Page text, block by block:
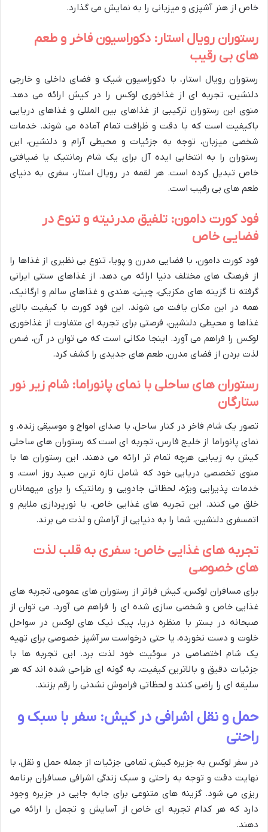
خاص از هنر آشپزی و میزبانی را به نمایش می گذارد.
رستوران رویال استار: دکوراسیون فاخر و طعم
های بی رقیب
رستوران رویال استار، با دکوراسیون شیک و فضای داخلی و خارجی
دلنشین، تجربه ای از غذاخوری لوکس را در کیش ارائه می دهد.
منوی این رستوران ترکیبی از غذاهای بین المللی و غذاهای دریایی
باکیفیت است که با دقت و ظرافت تمام آماده می شوند. خدمات
شخصی میزبان، توجه به جزئیات و محیطی آرام و دلنشین، این
رستوران را به انتخابی ایده آل برای یک شام رمانتیک یا ضیافتی
خاص تبدیل کرده است. هر لقمه در رویال استار، سفری به دنیای
طعم های بی رقیب است.
فود کورت دامون: تلفیق مدرنیته و تنوع در
فضایی خاص
فود کورت دامون، با فضایی مدرن و پویا، تنوع بی نظیری از غذاها را
از فرهنگ های مختلف دنیا ارائه می دهد. از غذاهای سنتی ایرانی
گرفته تا گزینه های مکزیکی، چینی، هندی و غذاهای سالم و ارگانیک،
همه در این مکان یافت می شوند. این فود کورت با کیفیت بالای
غذاها و محیطی دلنشین، فرصتی برای تجربه ای متفاوت از غذاخوری
لوکس را فراهم می آورد. اینجا مکانی است که می توان در آن، ضمن
لذت بردن از فضای مدرن، طعم های جدیدی را کشف کرد.
رستوران های ساحلی با نمای پانوراما: شام زیر نور
ستارگان
تصور یک شام فاخر در کنار ساحل، با صدای امواج و موسیقی زنده، و
نمای پانوراما از خلیج فارس، تجربه ای است که رستوران های ساحلی
کیش به زیبایی هرچه تمام تر ارائه می دهند. این رستوران ها با
منوی تخصصی دریایی خود که شامل تازه ترین صید روز است، و
خدمات پذیرایی ویژه، لحظاتی جادویی و رمانتیک را برای میهمانان
خلق می کنند. این تجربه های غذایی خاص، با نورپردازی ملایم و
اتمسفری دلنشین، شما را به دنیایی از آرامش و لذت می برند.
تجربه های غذایی خاص: سفری به قلب لذت
های خصوصی
برای مسافران لوکس، کیش فراتر از رستوران های عمومی، تجربه های
غذایی خاص و شخصی سازی شده ای را فراهم می آورد. می توان از
صبحانه در بستر با منظره دریا، پیک نیک های لوکس در سواحل
خلوت و دست نخورده، یا حتی درخواست سرآشپز خصوصی برای تهیه
یک شام اختصاصی در سوئیت خود لذت برد. این تجربه ها با
جزئیات دقیق و بالاترین کیفیت، به گونه ای طراحی شده اند که هر
سلیقه ای را راضی کنند و لحظاتی فراموش نشدنی را رقم بزنند.
حمل و نقل اشرافی در کیش: سفر با سبک و
راحتی
در سفر لوکس به جزیره کیش، تمامی جزئیات از جمله حمل و نقل، با
نهایت دقت و توجه به راحتی و سبک زندگی اشرافی مسافران برنامه
ریزی می شود. گزینه های متنوعی برای جابه جایی در جزیره وجود
دارد که هر کدام تجربه ای خاص از آسایش و تجمل را ارائه می
دهند.